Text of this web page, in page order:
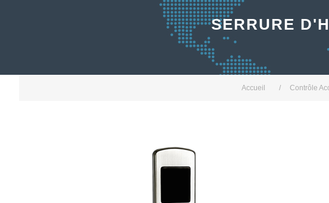
Accueil / Contrôle
SERRURE